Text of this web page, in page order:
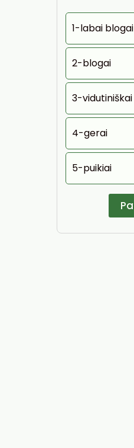
1-labai blogai
2-blogai
3-vidutiniškai
4-gerai
5-puikiai